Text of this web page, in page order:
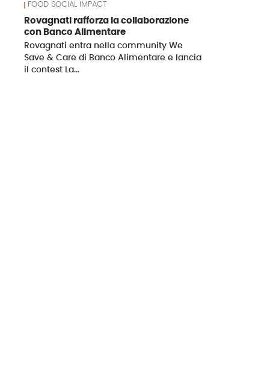
FOOD SOCIAL IMPACT
Rovagnati rafforza la collaborazione
con Banco Alimentare
Rovagnati entra nella community We
Save & Care di Banco Alimentare e lancia
il contest La…